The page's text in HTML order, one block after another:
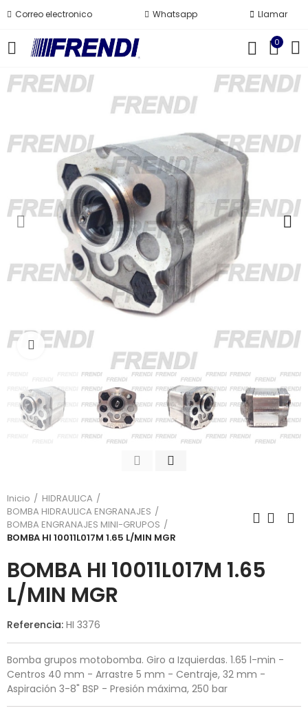
Correo electronico Whatsapp Llamar
0
Click para agrandar
Inicio
HIDRAULICA
BOMBA HIDRAULICA ENGRANAJES
BOMBA ENGRANAJES MINI-GRUPOS
BOMBA HI 10011L017M 1.65 L/MIN MGR
BOMBA HI 10011L017M 1.65
L/MIN MGR
Referencia: HI 3376
Bomba grupos motobomba. Giro a Izquierdas. 1.65 l-min -
Centros 40 mm - Arrastre 5 mm - Centraje, 32 mm -
Aspiración 3-8" BSP - Presión máxima, 250 bar